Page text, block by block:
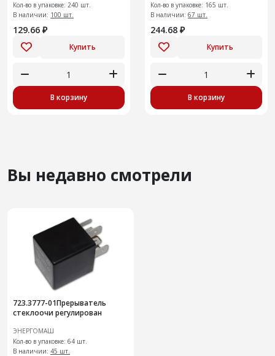
Кол-во в упаковке: 240 шт.
В наличии: 100 шт.
129.66 ₽
Купить
В корзину
Кол-во в упаковке: 165 шт.
В наличии: 67 шт.
244.68 ₽
Купить
В корзину
Вы недавно смотрели
723.3777-01Прерыватель
стеклоочи регулирован
ЭНЕРГОМАШ
Кол-во в упаковке: 64 шт.
В наличии: 45 шт.